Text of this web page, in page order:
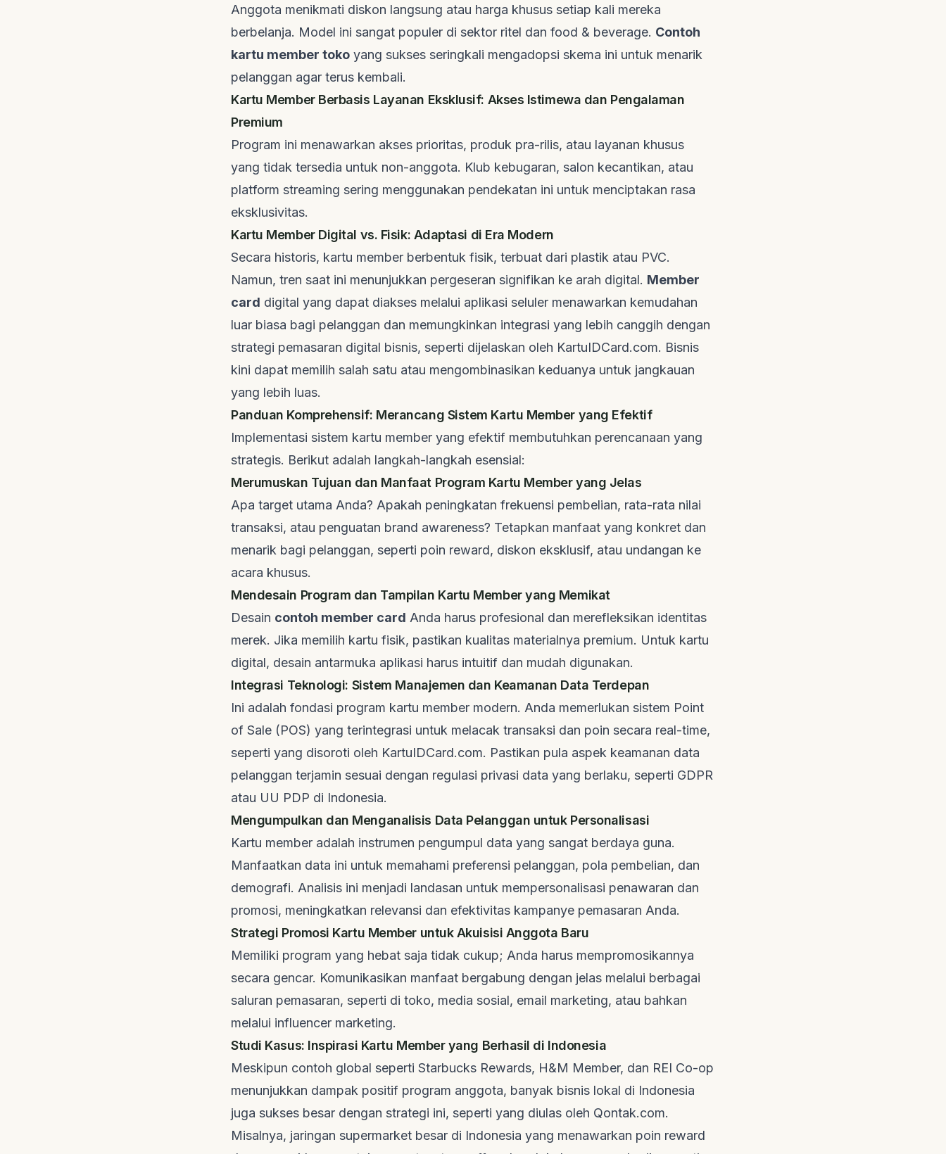
Anggota menikmati diskon langsung atau harga khusus setiap kali mereka
berbelanja. Model ini sangat populer di sektor ritel dan food & beverage. Contoh
kartu member toko yang sukses seringkali mengadopsi skema ini untuk menarik
pelanggan agar terus kembali.
Kartu Member Berbasis Layanan Eksklusif: Akses Istimewa dan Pengalaman
Premium
Program ini menawarkan akses prioritas, produk pra-rilis, atau layanan khusus
yang tidak tersedia untuk non-anggota. Klub kebugaran, salon kecantikan, atau
platform streaming sering menggunakan pendekatan ini untuk menciptakan rasa
eksklusivitas.
Kartu Member Digital vs. Fisik: Adaptasi di Era Modern
Secara historis, kartu member berbentuk fisik, terbuat dari plastik atau PVC.
Namun, tren saat ini menunjukkan pergeseran signifikan ke arah digital. Member
card digital yang dapat diakses melalui aplikasi seluler menawarkan kemudahan
luar biasa bagi pelanggan dan memungkinkan integrasi yang lebih canggih dengan
strategi pemasaran digital bisnis, seperti dijelaskan oleh KartuIDCard.com. Bisnis
kini dapat memilih salah satu atau mengombinasikan keduanya untuk jangkauan
yang lebih luas.
Panduan Komprehensif: Merancang Sistem Kartu Member yang Efektif
Implementasi sistem kartu member yang efektif membutuhkan perencanaan yang
strategis. Berikut adalah langkah-langkah esensial:
Merumuskan Tujuan dan Manfaat Program Kartu Member yang Jelas
Apa target utama Anda? Apakah peningkatan frekuensi pembelian, rata-rata nilai
transaksi, atau penguatan brand awareness? Tetapkan manfaat yang konkret dan
menarik bagi pelanggan, seperti poin reward, diskon eksklusif, atau undangan ke
acara khusus.
Mendesain Program dan Tampilan Kartu Member yang Memikat
Desain contoh member card Anda harus profesional dan merefleksikan identitas
merek. Jika memilih kartu fisik, pastikan kualitas materialnya premium. Untuk kartu
digital, desain antarmuka aplikasi harus intuitif dan mudah digunakan.
Integrasi Teknologi: Sistem Manajemen dan Keamanan Data Terdepan
Ini adalah fondasi program kartu member modern. Anda memerlukan sistem Point
of Sale (POS) yang terintegrasi untuk melacak transaksi dan poin secara real-time,
seperti yang disoroti oleh KartuIDCard.com. Pastikan pula aspek keamanan data
pelanggan terjamin sesuai dengan regulasi privasi data yang berlaku, seperti GDPR
atau UU PDP di Indonesia.
Mengumpulkan dan Menganalisis Data Pelanggan untuk Personalisasi
Kartu member adalah instrumen pengumpul data yang sangat berdaya guna.
Manfaatkan data ini untuk memahami preferensi pelanggan, pola pembelian, dan
demografi. Analisis ini menjadi landasan untuk mempersonalisasi penawaran dan
promosi, meningkatkan relevansi dan efektivitas kampanye pemasaran Anda.
Strategi Promosi Kartu Member untuk Akuisisi Anggota Baru
Memiliki program yang hebat saja tidak cukup; Anda harus mempromosikannya
secara gencar. Komunikasikan manfaat bergabung dengan jelas melalui berbagai
saluran pemasaran, seperti di toko, media sosial, email marketing, atau bahkan
melalui influencer marketing.
Studi Kasus: Inspirasi Kartu Member yang Berhasil di Indonesia
Meskipun contoh global seperti Starbucks Rewards, H&M Member, dan REI Co-op
menunjukkan dampak positif program anggota, banyak bisnis lokal di Indonesia
juga sukses besar dengan strategi ini, seperti yang diulas oleh Qontak.com.
Misalnya, jaringan supermarket besar di Indonesia yang menawarkan poin reward